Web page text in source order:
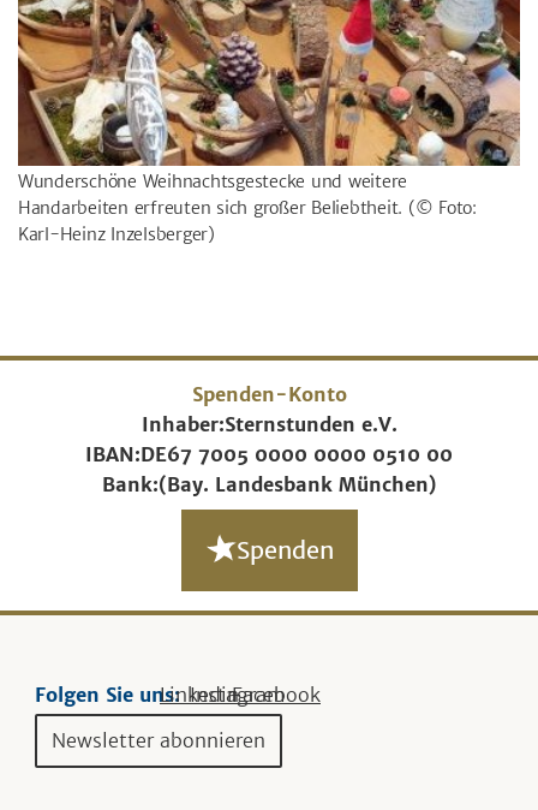
Wunderschöne Weihnachtsgestecke und weitere
Handarbeiten erfreuten sich großer Beliebtheit. (© Foto:
Karl-Heinz Inzelsberger)
Spenden-Konto
Inhaber:Sternstunden e.V.
IBAN:DE67 7005 0000 0000 0510 00
Bank:(Bay. Landesbank München)
Spenden
Folgen Sie uns:Linkedin
Instagram
Facebook
Newsletter abonnieren